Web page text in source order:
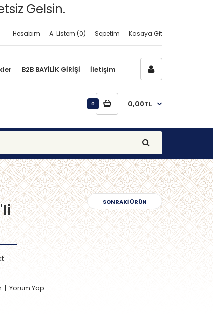
Gelsin.
Hesabım A. Listem (0) Sepetim Kasaya Git
B2B BAYİLİK GİRİŞİ İletişim
0 0,00TL
SONRAKI ÜRÜN
| Yorum Yap